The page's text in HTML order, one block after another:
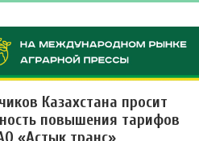
Казахстана просит
повышения тарифов